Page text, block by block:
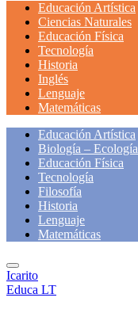
Educación Artística
Ciencias Naturales
Educación Física
Tecnología
Historia
Inglés
Lenguaje
Matemáticas
Educación Artística
Biología – Ecología
Educación Física
Tecnología
Filosofía
Historia
Lenguaje
Matemáticas
Icarito
Educa LT